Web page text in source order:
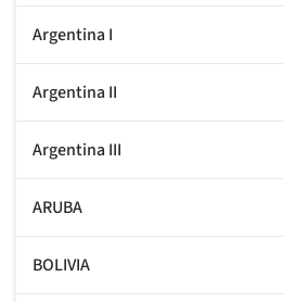
Argentina I
Argentina II
Argentina III
ARUBA
BOLIVIA